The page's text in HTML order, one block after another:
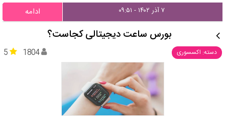
۷ آذر ۱۴۰۲ - ۰۹:۵۱ ادامه
بورس ساعت دیجیتالی کجاست؟
دسته: اکسسوری 5 1804